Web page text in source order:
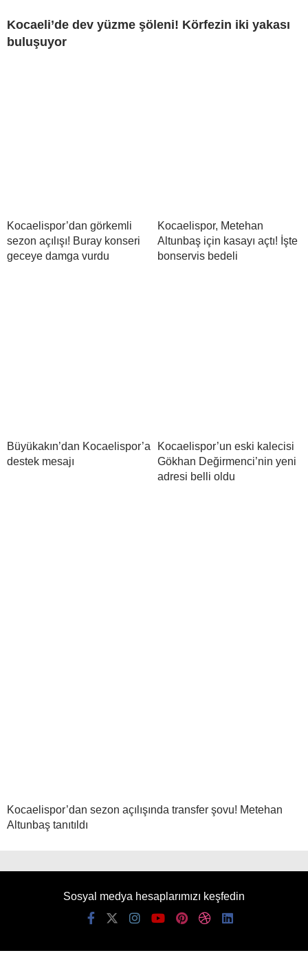
Kocaeli’de dev yüzme şöleni! Körfezin iki yakası
buluşuyor
Kocaelispor’dan görkemli
sezon açılışı! Buray konseri
geceye damga vurdu
Kocaelispor, Metehan
Altunbaş için kasayı açtı! İşte
bonservis bedeli
Büyükakın’dan Kocaelispor’a
destek mesajı
Kocaelispor’un eski kalecisi
Gökhan Değirmenci’nin yeni
adresi belli oldu
Kocaelispor’dan sezon açılışında transfer şovu! Metehan
Altunbaş tanıtıldı
Sosyal medya hesaplarımızı keşfedin